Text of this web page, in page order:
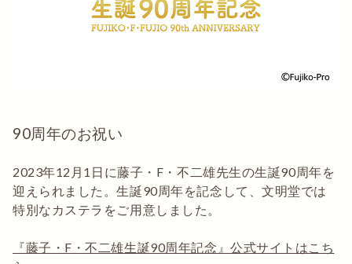
90周年のお祝い
2023年12月1日に藤子・F・不二雄先生の生誕90周年を
迎えられました。生誕90周年を記念して、文明堂では
特別なカステラをご用意しました。
『藤子・F・不二雄生誕90周年記念』公式サイトはこち